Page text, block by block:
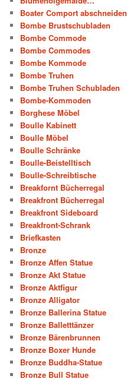
Boater Comport abschneiden
Bombe Brustschubladen
Bombe Commode
Bombe Commodes
Bombe Kommode
Bombe Truhen
Bombe Truhen Schubladen
Bombe-Kommoden
Borghese Möbel
Boulle Kabinett
Boulle Möbel
Boulle Schränke
Boulle-Beistelltisch
Boulle-Schreibtische
Breakfornt Bücherregal
Breakfront Bücherregal
Breakfront Sideboard
Breakfront-Schrank
Briefkasten
Bronze
Bronze Affen Statue
Bronze Akt Statue
Bronze Aktfigur
Bronze Alligator
Bronze Ballerina Statue
Bronze Balletttänzer
Bronze Bärenbrunnen
Bronze Boxer Hunde
Bronze Buddha-Statue
Bronze Bull Statue